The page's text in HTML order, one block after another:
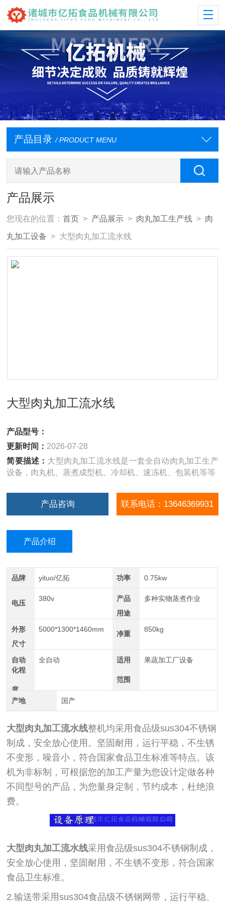
产品目录 / PRODUCT MENU
产品展示
您现在的位置：首页 > 产品展示 > 肉丸加工生产线 > 肉
丸加工设备 > 大型肉丸加工流水线
大型肉丸加工流水线
产品型号：
更新时间： 2026-07-28
简要描述： 大型肉丸加工流水线是一套全自动肉丸加工生产
设备，肉丸机、蒸煮成型机、冷却机、速冻机、包装机等等
产品咨询 联系电话：13646369931
产品介绍
品牌 yituo/亿拓 功率 0.75kw
电压
380v
产品
用途
多种实物蒸煮作业
外形
尺寸
5000*1300*1460mm
净重
850kg
自动
化程
度
全自动 适用
范围
果蔬加工厂设备
产地 国产
大型肉丸加工流水线整机均采用食品级sus304不锈钢
制成，安全放心使用。坚固耐用，运行平稳，不生锈
不变形，噪音小，符合国家食品卫生标准等特点。该
机为非标制，可根据您的加工产量为您设计定做各种
不同型号的产品，为您量身定制，节约成本，杜绝浪
费。
大型肉丸加工流水线采用食品级sus304不锈钢制成，
安全放心使用，坚固耐用，不生锈不变形，符合国家
食品卫生标准。
2.输送带采用sus304食品级不锈钢网带，运行平稳、